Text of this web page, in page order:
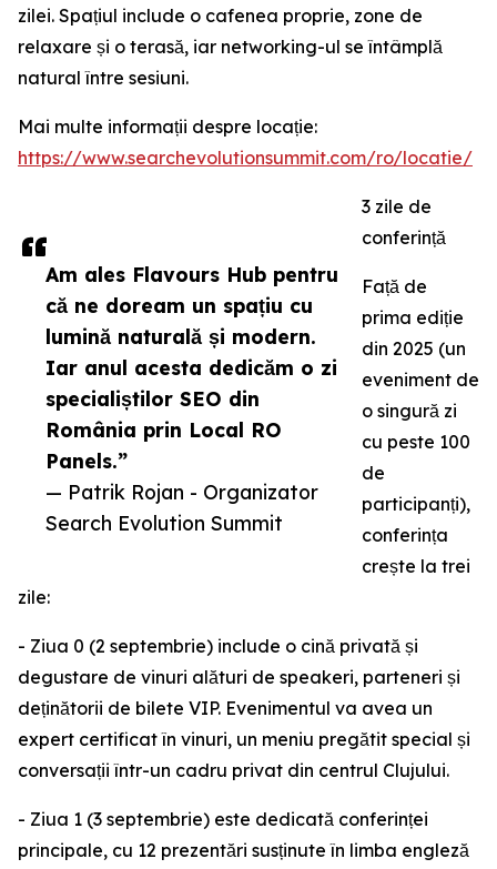
Am ales Flavours Hub pentru
că ne doream un spațiu cu
lumină naturală și modern.
Iar anul acesta dedicăm o zi
specialiștilor SEO din
România prin Local RO
Panels.”
— Patrik Rojan - Organizator
Search Evolution Summit
zilei. Spațiul include o cafenea proprie, zone de
relaxare și o terasă, iar networking-ul se întâmplă
natural între sesiuni.
Mai multe informații despre locație:
https://www.searchevolutionsummit.com/ro/locatie/
3 zile de
conferință
Față de
prima ediție
din 2025 (un
eveniment de
o singură zi
cu peste 100
de
participanți),
conferința
crește la trei
zile:
- Ziua 0 (2 septembrie) include o cină privată și
degustare de vinuri alături de speakeri, parteneri și
deținătorii de bilete VIP. Evenimentul va avea un
expert certificat în vinuri, un meniu pregătit special și
conversații într-un cadru privat din centrul Clujului.
- Ziua 1 (3 septembrie) este dedicată conferinței
principale, cu 12 prezentări susținute în limba engleză